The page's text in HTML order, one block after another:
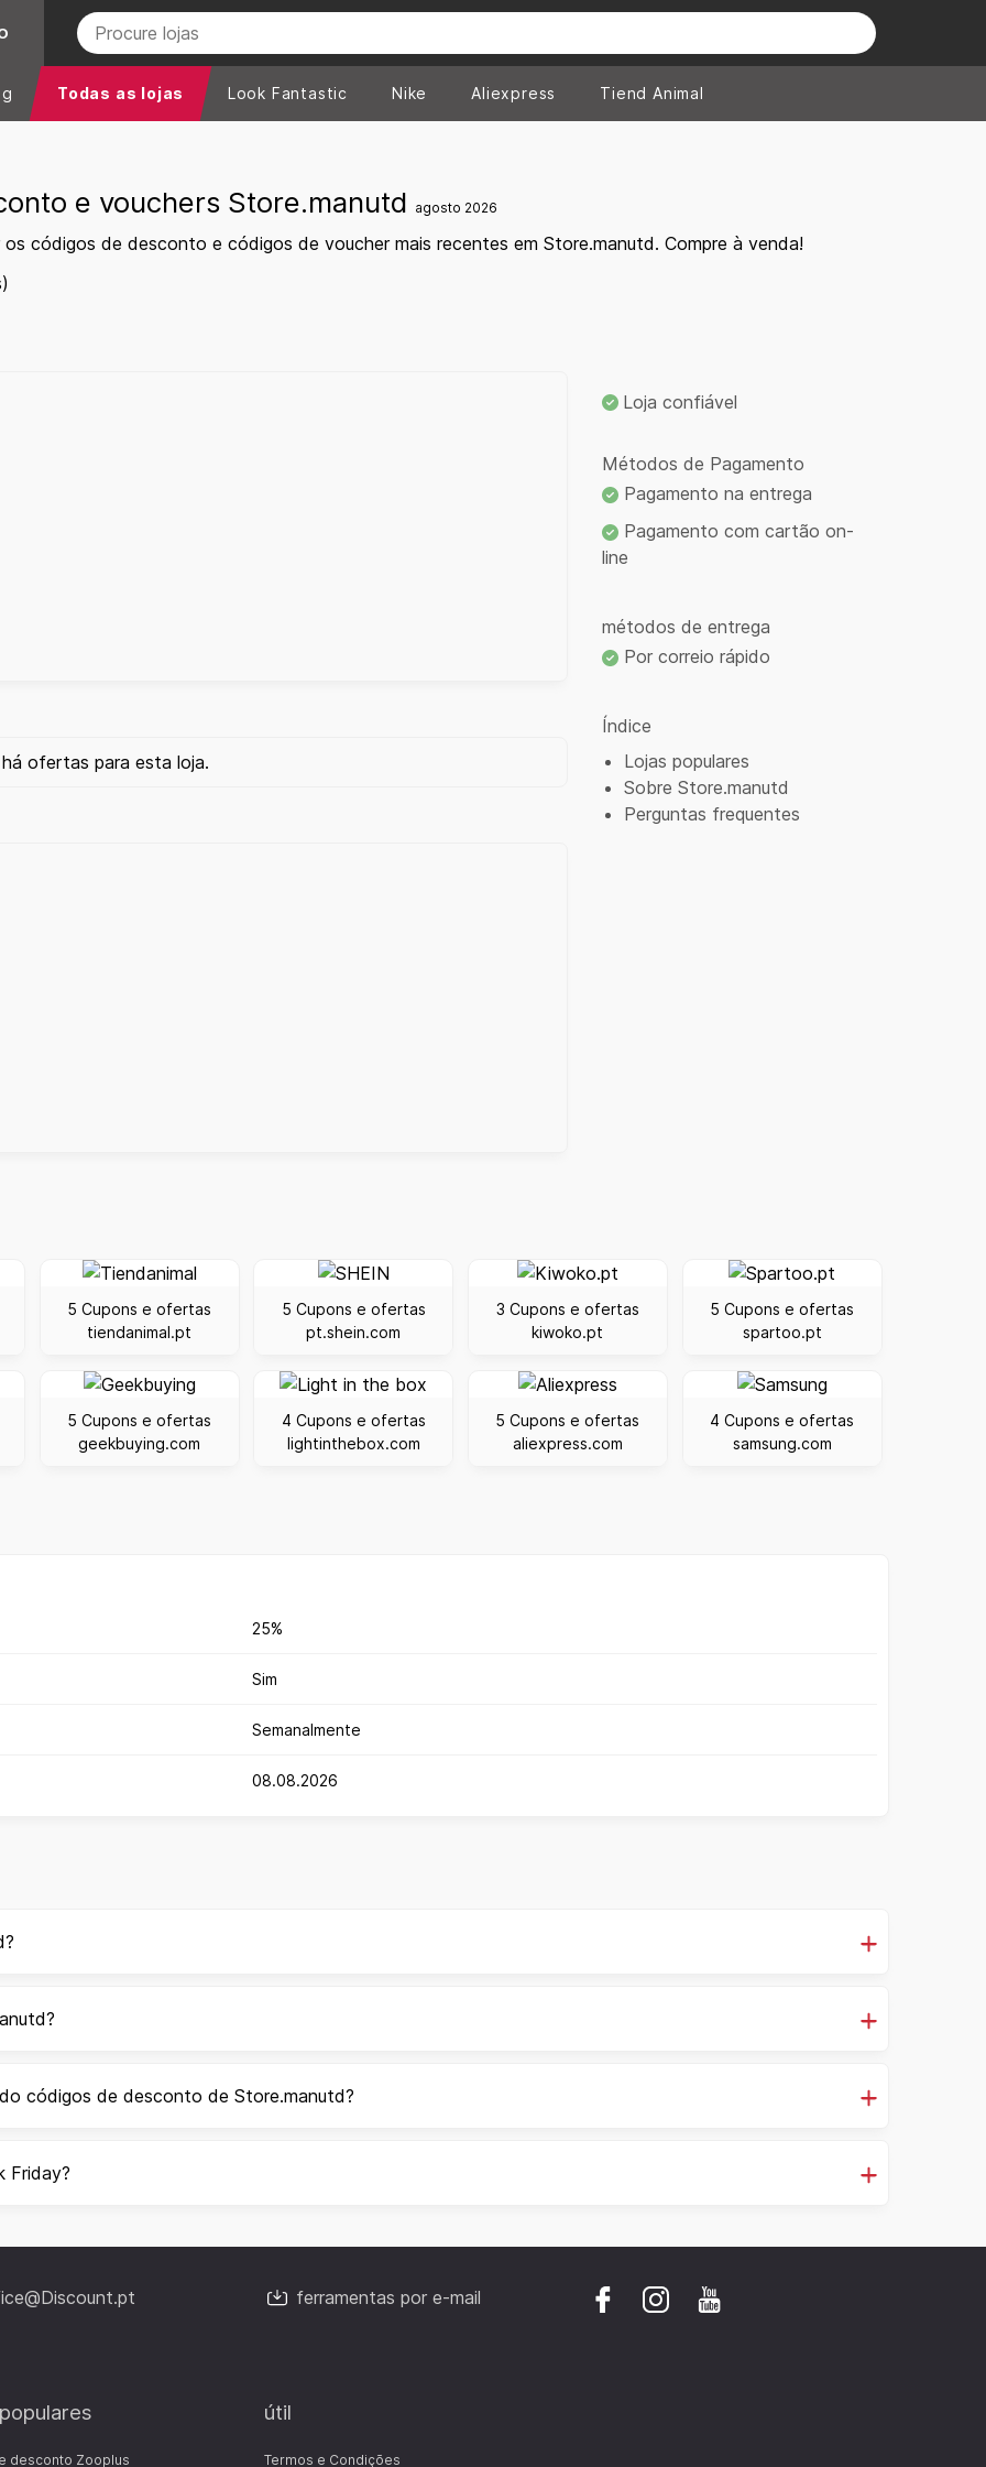
Todas as lojas Look Fantastic Nike Aliexpress Tiend Animal
e vouchers Store.manutd agosto 2026
códigos de desconto e códigos de voucher mais recentes em Store.manutd. Compre à venda!
ofertas para esta loja.
Loja confiável
Métodos de Pagamento
Pagamento na entrega
Pagamento com cartão on-
line
métodos de entrega
Por correio rápido
Índice
Lojas populares
Sobre Store.manutd
Perguntas frequentes
5 Cupons e ofertas
tiendanimal.pt
5 Cupons e ofertas
pt.shein.com
3 Cupons e ofertas
kiwoko.pt
5 Cupons e ofertas
spartoo.pt
5 Cupons e ofertas
geekbuying.com
4 Cupons e ofertas
lightinthebox.com
5 Cupons e ofertas
aliexpress.com
4 Cupons e ofertas
samsung.com
25%
Sim
Semanalmente
08.08.2026
códigos de desconto de Store.manutd?
Friday?
ferramentas por e-mail
desconto Zooplus
útil
Termos e Condições